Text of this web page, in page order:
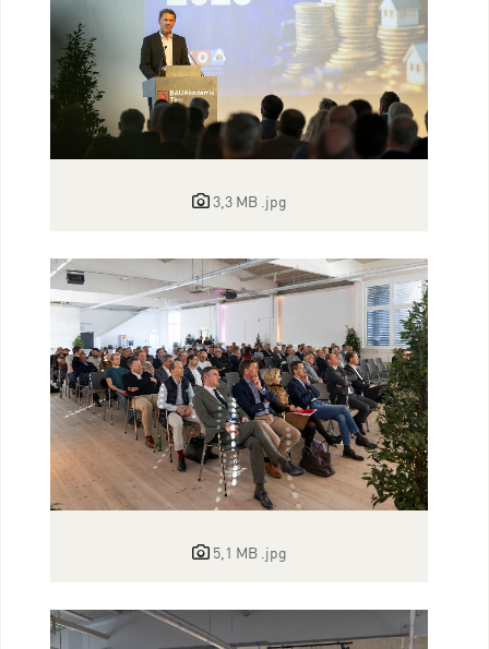
3,3 MB .jpg
5,1 MB .jpg